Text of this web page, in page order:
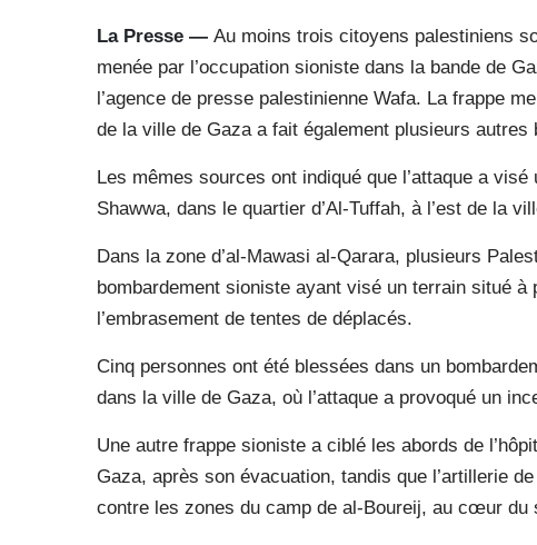
La Presse — Au moins trois citoyens palestiniens
menée par l’occupation sioniste dans la bande de
l’agence de presse palestinienne Wafa. La frappe
de la ville de Gaza a fait également plusieurs autres
Les mêmes sources ont indiqué que l’attaque a
Shawwa, dans le quartier d’Al-Tuffah, à l’est de la
Dans la zone d’al-Mawasi al-Qarara, plusieurs
bombardement sioniste ayant visé un terrain situé
l’embrasement de tentes de déplacés.
Cinq personnes ont été blessées dans un
dans la ville de Gaza, où l’attaque a provoqué un
Une autre frappe sioniste a ciblé les abords de
Gaza, après son évacuation, tandis que l’artillerie
contre les zones du camp de al-Boureij, au cœur du